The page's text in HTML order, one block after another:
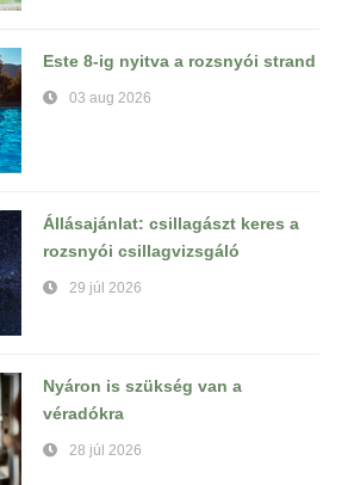
Este 8-ig nyitva a rozsnyói strand
03 aug 2026
Állásajánlat: csillagászt keres a
rozsnyói csillagvizsgáló
29 júl 2026
Nyáron is szükség van a
véradókra
28 júl 2026